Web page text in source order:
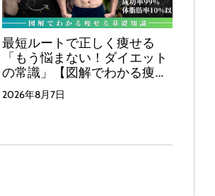
最短ルートで正しく痩せる
「もう悩まない！ダイエット
の常識」【図解でわかる痩せ
る基礎知識】
2026年8月7日